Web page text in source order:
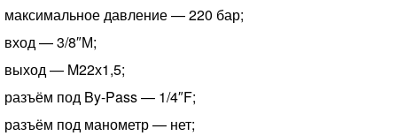
максимальное давление — 220 бар;
вход — 3/8″М;
выход — M22х1,5;
разъём под By-Pass — 1/4″F;
разъём под манометр — нет;